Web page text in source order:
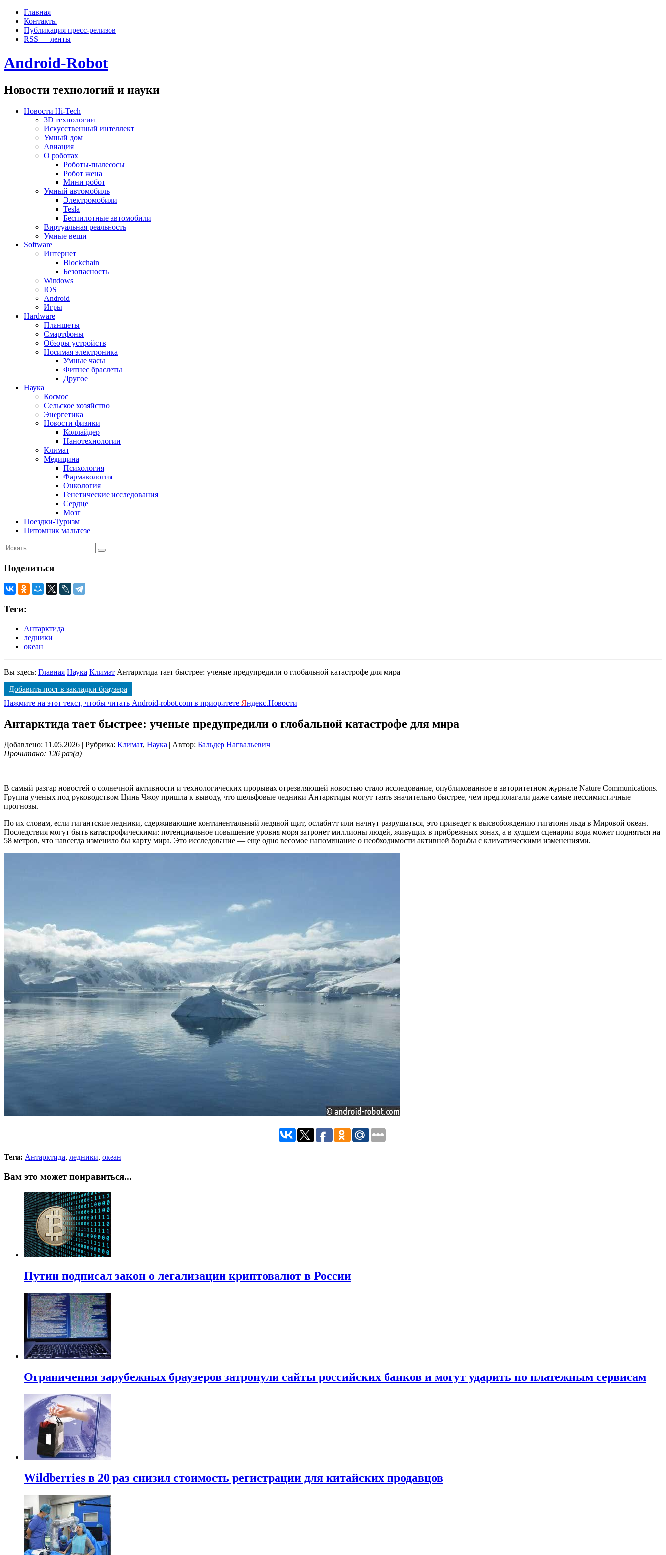
Главная
Контакты
Публикация пресс-релизов
RSS — ленты
Android-Robot
Новости технологий и науки
Новости Hi-Tech
3D технологии
Искусственный интеллект
Умный дом
Авиация
О роботах
Роботы-пылесосы
Робот жена
Мини робот
Умный автомобиль
Электромобили
Tesla
Беспилотные автомобили
Виртуальная реальность
Умные вещи
Software
Интернет
Blockchain
Безопасность
Windows
IOS
Android
Игры
Hardware
Планшеты
Смартфоны
Обзоры устройств
Носимая электроника
Умные часы
Фитнес браслеты
Другое
Наука
Космос
Сельское хозяйство
Энергетика
Новости физики
Коллайдер
Нанотехнологии
Климат
Медицина
Психология
Фармакология
Онкология
Генетические исследования
Сердце
Мозг
Поездки-Туризм
Питомник мальтезе
Поделиться
Теги:
Антарктида
ледники
океан
Вы здесь: Главная Наука Климат Антарктида тает быстрее: ученые предупредили о глобальной катастрофе для мира
Добавить пост в закладки браузера
Нажмите на этот текст, чтобы читать Android-robot.com в приоритете Яндекс.Новости
Антарктида тает быстрее: ученые предупредили о глобальной катастрофе для мира
Добавлено: 11.05.2026 | Рубрика: Климат, Наука | Автор: Бальдер Нагвальевич
Прочитано: 126 раз(а)
В самый разгар новостей о солнечной активности и технологических прорывах отрезвляющей новостью стало исследование, опубликованное в авторитетном журнале Nature Communications.
Группа ученых под руководством Цинь Чжоу пришла к выводу, что шельфовые ледники Антарктиды могут таять значительно быстрее, чем предполагали даже самые пессимистичные
прогнозы.
По их словам, если гигантские ледники, сдерживающие континентальный ледяной щит, ослабнут или начнут разрушаться, это приведет к высвобождению гигатонн льда в Мировой океан.
Последствия могут быть катастрофическими: потенциальное повышение уровня моря затронет миллионы людей, живущих в прибрежных зонах, а в худшем сценарии вода может подняться на
58 метров, что навсегда изменило бы карту мира. Это исследование — еще одно весомое напоминание о необходимости активной борьбы с климатическими изменениями.
Теги: Антарктида, ледники, океан
Вам это может понравиться...
Путин подписал закон о легализации криптовалют в России
Ограничения зарубежных браузеров затронули сайты российских банков и могут ударить по платежным сервисам
Wildberries в 20 раз снизил стоимость регистрации для китайских продавцов